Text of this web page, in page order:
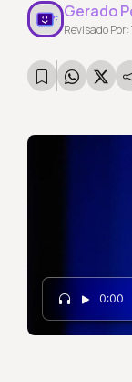
Gerado
Revisado
0:00